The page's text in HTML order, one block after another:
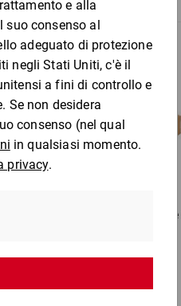
per 3 bottiglie
Scatole per